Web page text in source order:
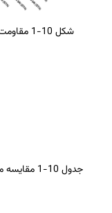
شکل 10-1 مقاومت در برابر برشکاری آلیاژهای مختلف تیتانیوم
جدول 10-1 مقایسه ماشین­کاری برخی آلیاژهای تیتانیوم با دیگر مواد